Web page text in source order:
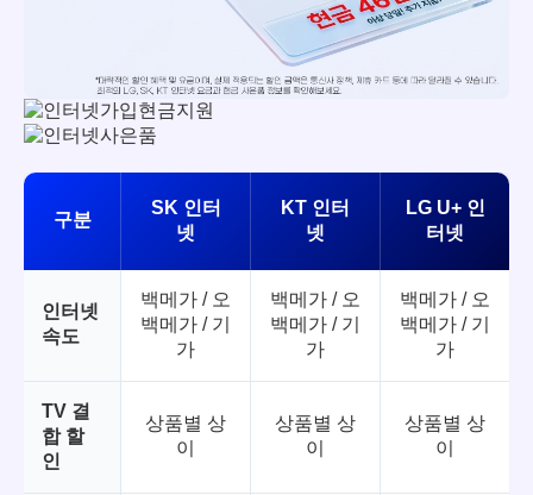
구분
SK 인터
넷
KT 인터
넷
LG U+ 인
터넷
인터넷
속도
백메가 / 오
백메가 / 기
가
백메가 / 오
백메가 / 기
가
백메가 / 오
백메가 / 기
가
TV 결
합 할
인
상품별 상
이
상품별 상
이
상품별 상
이